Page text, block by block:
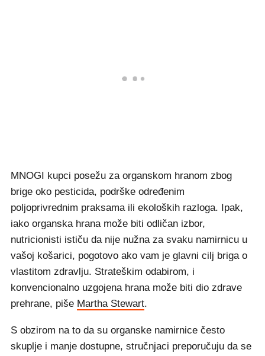
MNOGI kupci posežu za organskom hranom zbog
brige oko pesticida, podrške određenim
poljoprivrednim praksama ili ekoloških razloga. Ipak,
iako organska hrana može biti odličan izbor,
nutricionisti ističu da nije nužna za svaku namirnicu u
vašoj košarici, pogotovo ako vam je glavni cilj briga o
vlastitom zdravlju. Strateškim odabirom, i
konvencionalno uzgojena hrana može biti dio zdrave
prehrane, piše Martha Stewart.
S obzirom na to da su organske namirnice često
skuplje i manje dostupne, stručnjaci preporučuju da se